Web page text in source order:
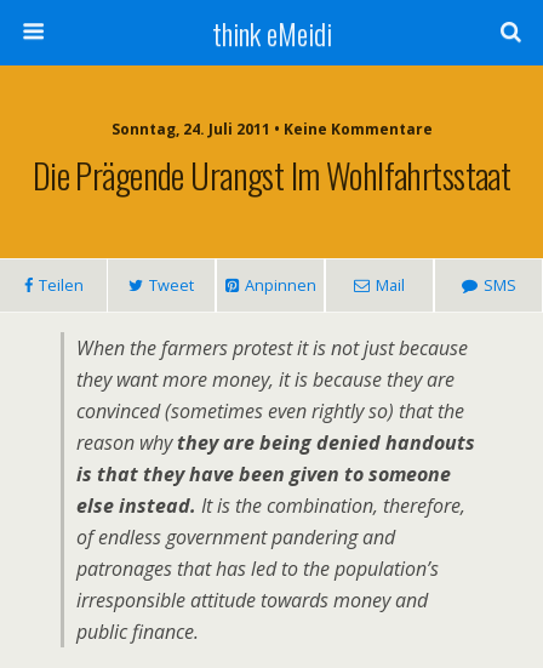
think eMeidi
Sonntag, 24. Juli 2011 • Keine Kommentare
Die Prägende Urangst Im Wohlfahrtsstaat
Teilen Tweet Anpinnen Mail SMS
When the farmers protest it is not just because
they want more money, it is because they are
convinced (sometimes even rightly so) that the
reason whythey are being denied handouts
is that they have been given to someone
else instead. It is the combination, therefore,
of endless government pandering and
patronages that has led to the population’s
irresponsible attitude towards money and
public finance.